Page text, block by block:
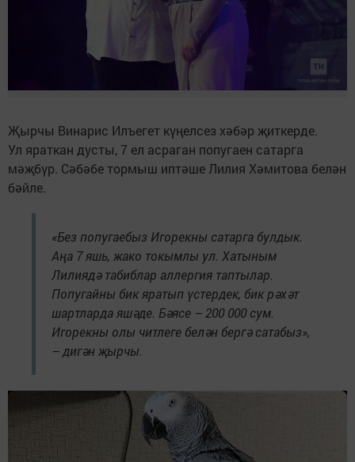
Җырчы Винарис Илъегет күңелсез хәбәр җиткерде.
Ул яраткан дусты, 7 ел асраган попугаен сатарга
мәҗбүр. Сәбәбе тормыш иптәше Лилия Хәмитова белән
бәйле.
«Без попугаебыз Игорекны сатарга булдык.
Аңа 7 яшь, жако токымлы ул. Хатыным
Лилиядә табиблар аллергия таптылар.
Попугайны бик яратып үстердек, бик рәхәт
шартларда яшәде. Бәясе – 200 000 сум.
Игорекны олы читлеге белән бергә сатабыз»,
– дигән җырчы.